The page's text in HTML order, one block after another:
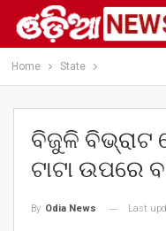
Home State
ବିଜୁଳି
ଟାଟା ଉପରେ
By Odia News Last